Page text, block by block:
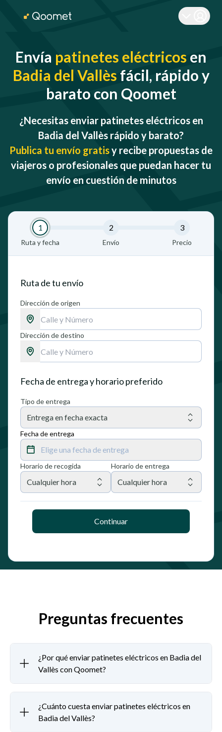
Envía patinetes eléctricos en
Badia del Vallès fácil, rápido y
barato con Qoomet
¿Necesitas enviar patinetes eléctricos en
Badia del Vallès rápido y barato?
Publica tu envío gratisy recibe propuestas de
viajeros o profesionales que puedan hacer tu
envío en cuestión de minutos
1
Ruta y fecha
2
Envío
3
Precio
Ruta de tu envío
Dirección de origen
Dirección de destino
Fecha de entrega y horario preferido
Tipo de entrega
Entrega en fecha exacta
Fecha de entrega
Elige una fecha de entrega
Horario de recogida
Cualquier hora
Horario de entrega
Cualquier hora
Continuar
Preguntas frecuentes
¿Por qué enviar patinetes eléctricos en Badia del
Vallès con Qoomet?
¿Cuánto cuesta enviar patinetes eléctricos en
Badia del Vallès?